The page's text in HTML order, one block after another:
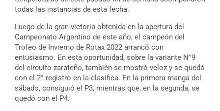
todas las instancias de esta fecha.
Luego de la gran victoria obtenida en la apertura del
Campeonato Argentino de este año, el campeón del
Trofeo de Invierno de Rotax 2022 arrancó con
entusiasmo. En esta oportunidad, sobre la variante N°9
del circuito zarateño, también se mostró veloz y se quedó
con el 2° registro en la clasifica. En la primera manga del
sábado, consiguió el P3, mientras que, en la segunda, se
quedó con el P4.